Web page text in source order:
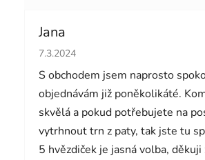
Jana
Hodnocení obchodu je 5 z 5
7.3.2024
S obchodem jsem naprosto
objednávám již poněkolikáté.
skvělá a pokud potřebujete na
vytrhnout trn z paty, tak jste tu
5 hvězdiček je jasná volba,